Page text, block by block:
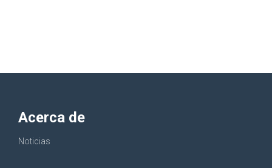
Acerca de
Noticias